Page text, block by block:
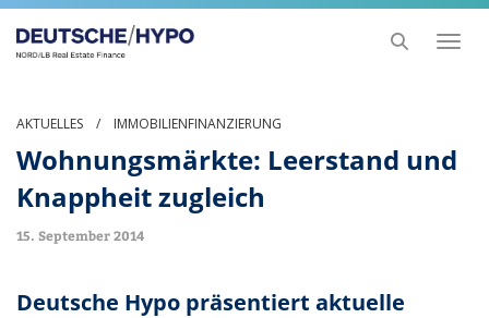
Toggle
AKTUELLES / IMMOBILIENFINANZIERUNG
Wohnungsmärkte: Leerstand und
Knappheit zugleich
15. September 2014
Deutsche Hypo präsentiert aktuelle